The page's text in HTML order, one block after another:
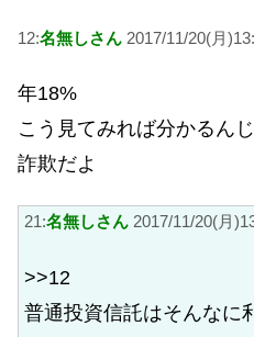
12:名無しさん 2017/11/20(月
年18%
こう見てみれば分かるん
詐欺だよ
21:名無しさん 2017/11/20(月
>>12
普通投資信託はそんなに